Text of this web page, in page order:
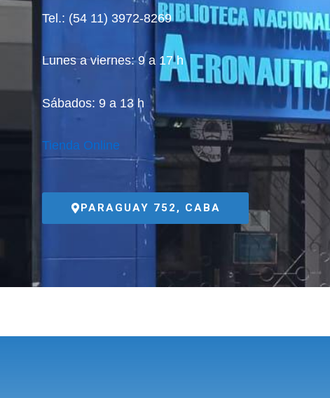
Tel.: (54 11) 3972-8269
Lunes a viernes: 9 a 17 h
Sábados: 9 a 13 h
Tienda Online
PARAGUAY 752, CABA